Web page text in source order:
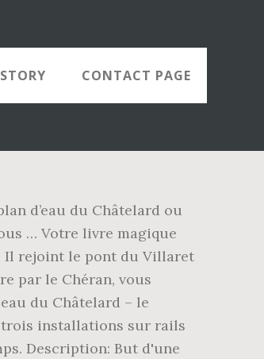
CONTACT PAGE
d’eau du Châtelard ou
… Votre livre magique
Il rejoint le pont du Villaret
par le Chéran, vous
du Châtelard – le
trois installations sur rails
Description: But d'une